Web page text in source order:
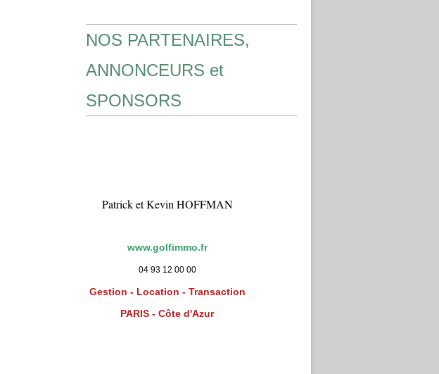
NOS PARTENAIRES,
ANNONCEURS et
SPONSORS
Patrick et Kevin HOFFMAN
www.golfimmo.fr
04 93 12 00 00
Gestion - Location - Transaction
PARIS - Côte d'Azur